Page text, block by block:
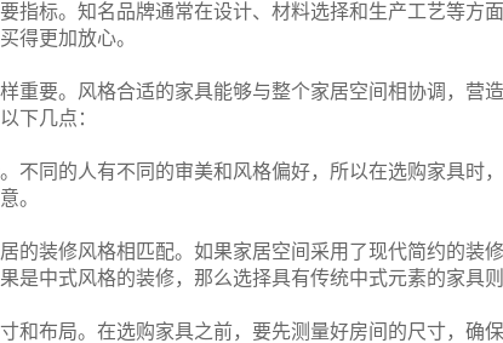
指标。知名品牌通常在设计、材料选择和生产工艺等方
得更加放心。
重要。风格合适的家具能够与整个家居空间相协调，营
下几点：
不同的人有不同的审美和风格偏好，所以在选购家具时
。
的装修风格相匹配。如果家居空间采用了现代简约的装
是中式风格的装修，那么选择具有传统中式元素的家具
和布局。在选购家具之前，要先测量好房间的尺寸，确